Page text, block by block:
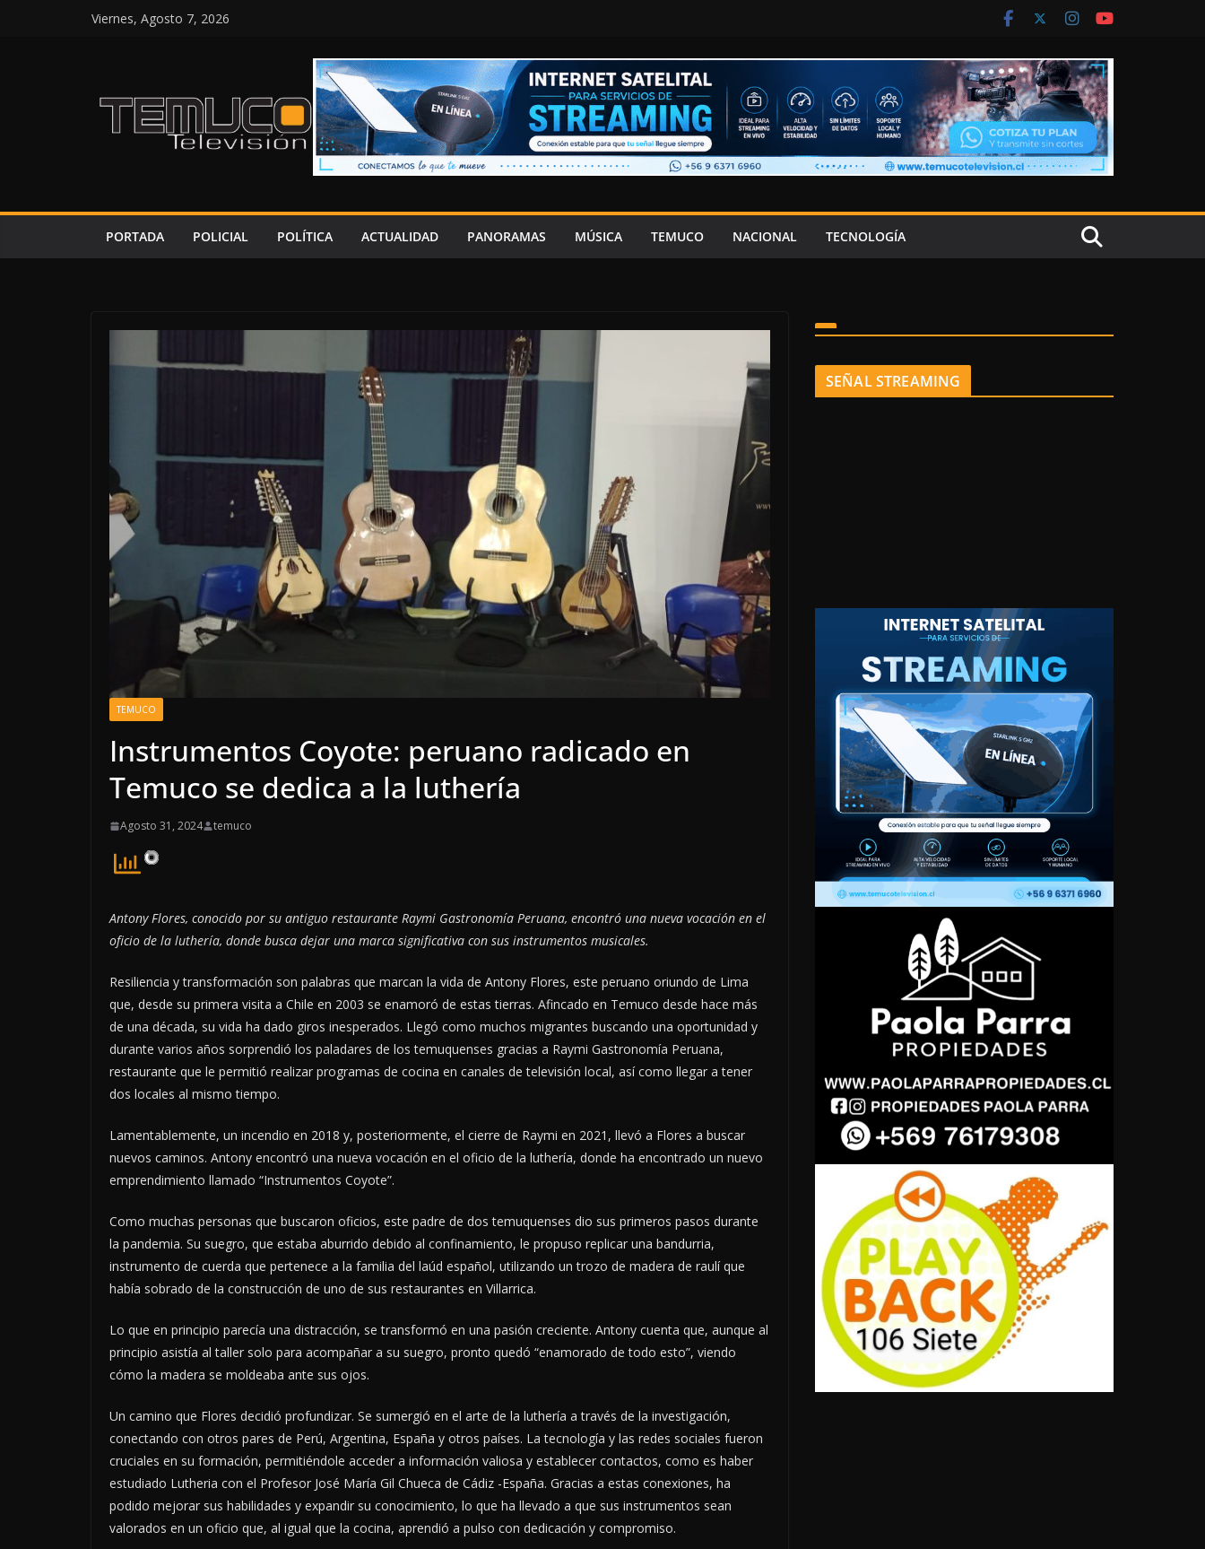
Viernes, Agosto 7, 2026
PORTADA POLICIAL POLÍTICA ACTUALIDAD PANORAMAS MÚSICA TEMUCO NACIONAL TECNOLOGÍA
TEMUCO
Instrumentos Coyote: peruano radicado en
Temuco se dedica a la luthería
Agosto 31, 2024 temuco
Antony Flores, conocido por su antiguo restaurante Raymi Gastronomía Peruana, encontró una nueva vocación en el
oficio de la luthería, donde busca dejar una marca significativa con sus instrumentos musicales.
Resiliencia y transformación son palabras que marcan la vida de Antony Flores, este peruano oriundo de Lima
que, desde su primera visita a Chile en 2003 se enamoró de estas tierras. Afincado en Temuco desde hace más
de una década, su vida ha dado giros inesperados. Llegó como muchos migrantes buscando una oportunidad y
durante varios años sorprendió los paladares de los temuquenses gracias a Raymi Gastronomía Peruana,
restaurante que le permitió realizar programas de cocina en canales de televisión local, así como llegar a tener
dos locales al mismo tiempo.
Lamentablemente, un incendio en 2018 y, posteriormente, el cierre de Raymi en 2021, llevó a Flores a buscar
nuevos caminos. Antony encontró una nueva vocación en el oficio de la luthería, donde ha encontrado un nuevo
emprendimiento llamado “Instrumentos Coyote”.
Como muchas personas que buscaron oficios, este padre de dos temuquenses dio sus primeros pasos durante
la pandemia. Su suegro, que estaba aburrido debido al confinamiento, le propuso replicar una bandurria,
instrumento de cuerda que pertenece a la familia del laúd español, utilizando un trozo de madera de raulí que
había sobrado de la construcción de uno de sus restaurantes en Villarrica.
Lo que en principio parecía una distracción, se transformó en una pasión creciente. Antony cuenta que, aunque al
principio asistía al taller solo para acompañar a su suegro, pronto quedó “enamorado de todo esto”, viendo
cómo la madera se moldeaba ante sus ojos.
Un camino que Flores decidió profundizar. Se sumergió en el arte de la luthería a través de la investigación,
conectando con otros pares de Perú, Argentina, España y otros países. La tecnología y las redes sociales fueron
cruciales en su formación, permitiéndole acceder a información valiosa y establecer contactos, como es haber
estudiado Lutheria con el Profesor José María Gil Chueca de Cádiz -España. Gracias a estas conexiones, ha
podido mejorar sus habilidades y expandir su conocimiento, lo que ha llevado a que sus instrumentos sean
valorados en un oficio que, al igual que la cocina, aprendió a pulso con dedicación y compromiso.
SEÑAL STREAMING